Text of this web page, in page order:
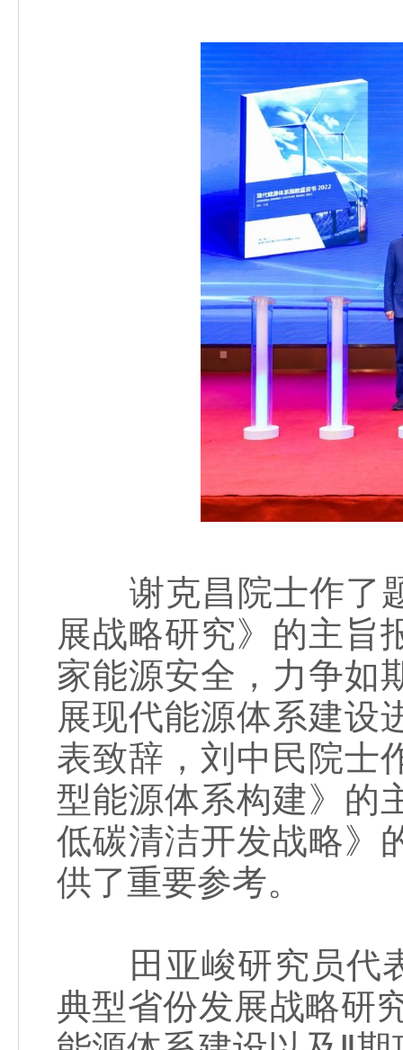
谢克昌院士作了题
展战略研究》的主旨
家能源安全，力争如
展现代能源体系建设
表致辞，刘中民院士
型能源体系构建》的
低碳清洁开发战略》
供了重要参考。
田亚峻研究员代表
典型省份发展战略研